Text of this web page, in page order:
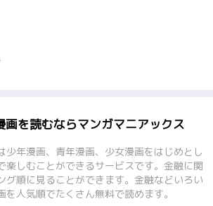
画を読むならマンガマニアックス
少年漫画、青年漫画、少女漫画をはじめとし
楽しむことができるサービスです。金融に関
グ順に見ることができます。金融などいろい
を人気順でたくさん無料で読めます。